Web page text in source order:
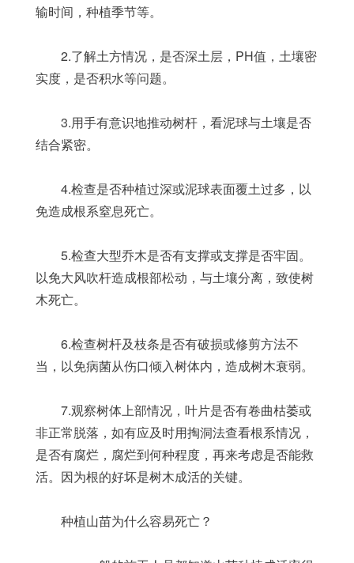
输时间，种植季节等。
实度，是否积水等问题。
结合紧密。
免造成根系窒息死亡。
以免大风吹杆造成根部松动，与土壤分离，致使树
木死亡。
当，以免病菌从伤口倾入树体内，造成树木衰弱。
非正常脱落，如有应及时用掏洞法查看根系情况，
是否有腐烂，腐烂到何种程度，再来考虑是否能救
活。因为根的好坏是树木成活的关键。
	种植山苗为什么容易死亡？